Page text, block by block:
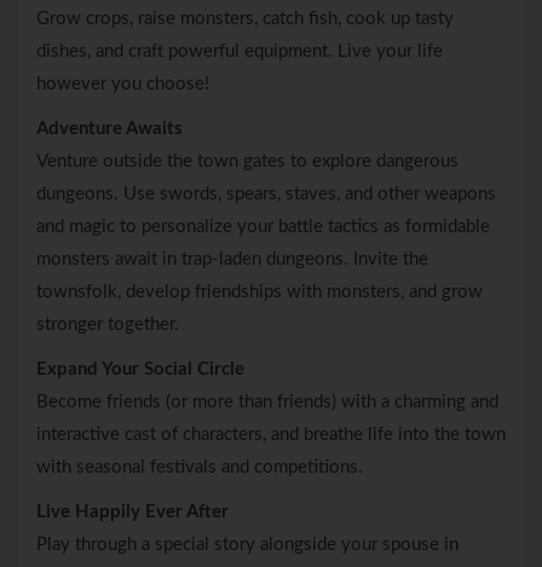
Grow crops, raise monsters, catch fish, cook up tasty
dishes, and craft powerful equipment. Live your life
however you choose!
Adventure Awaits
Venture outside the town gates to explore dangerous
dungeons. Use swords, spears, staves, and other weapons
and magic to personalize your battle tactics as formidable
monsters await in trap-laden dungeons. Invite the
townsfolk, develop friendships with monsters, and grow
stronger together.
Expand Your Social Circle
Become friends (or more than friends) with a charming and
interactive cast of characters, and breathe life into the town
with seasonal festivals and competitions.
Live Happily Ever After
Play through a special story alongside your spouse in